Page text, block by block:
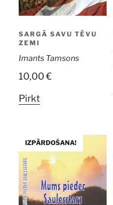
SARGĀ SAVU TĒVU
ZEMI
Imants Tamsons
10,00€
Pirkt
IZPĀRDOŠANA!